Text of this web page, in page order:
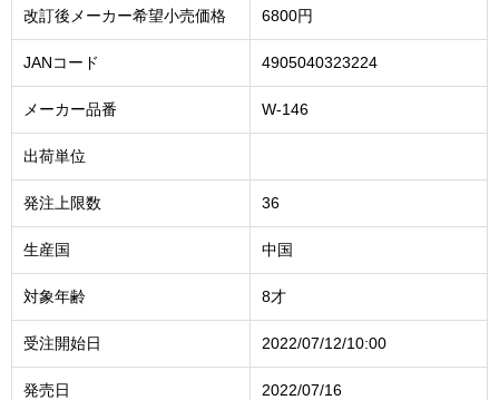
改訂後メーカー希望小売価格 6800円
JANコード 4905040323224
メーカー品番 W-146
出荷単位
発注上限数 36
生産国 中国
対象年齢 8才
受注開始日 2022/07/12/10:00
発売日 2022/07/16